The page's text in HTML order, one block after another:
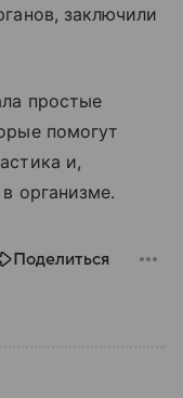
заключили
простые
помогут
и,
организме.
Поделиться